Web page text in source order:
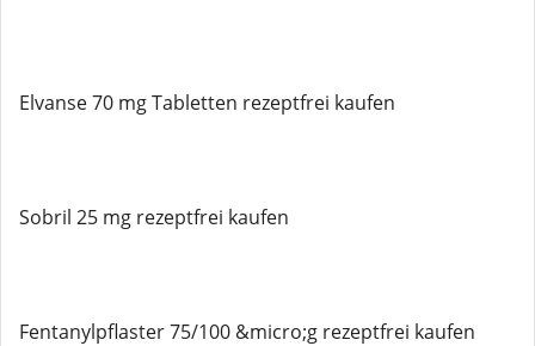
Elvanse 70 mg Tabletten rezeptfrei kaufen
Sobril 25 mg rezeptfrei kaufen
Fentanylpflaster 75/100 &micro;g rezeptfrei kaufen